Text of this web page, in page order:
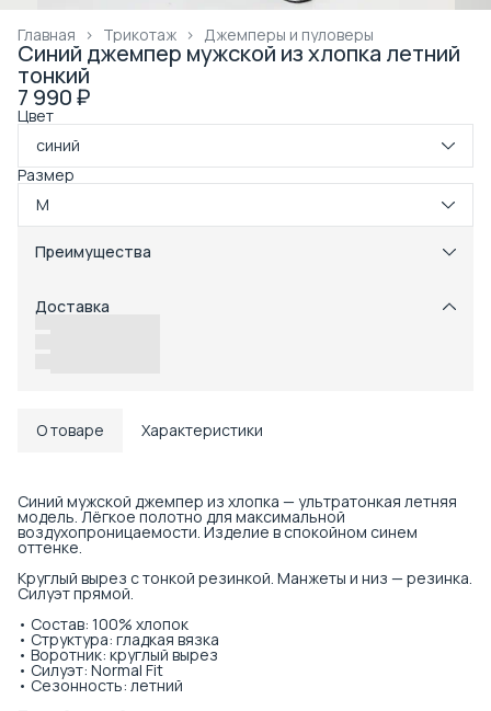
Джемперы и пуловеры
Трикотаж ›
Главная ›
Синий джемпер мужской из хлопка летний
тонкий
7 990 ₽
Цвет
синий
Размер
M
Преимущества
Примерка при получении в пункте выдачи
Возможность отказаться от части товаров
Доставка
О товаре Характеристики
Синий мужской джемпер из хлопка — ультратонкая летняя
модель. Лёгкое полотно для максимальной
воздухопроницаемости. Изделие в спокойном синем
оттенке.
Круглый вырез с тонкой резинкой. Манжеты и низ — резинка.
Силуэт прямой.
• Состав: 100% хлопок
• Структура: гладкая вязка
• Воротник: круглый вырез
• Силуэт: Normal Fit
• Сезонность: летний